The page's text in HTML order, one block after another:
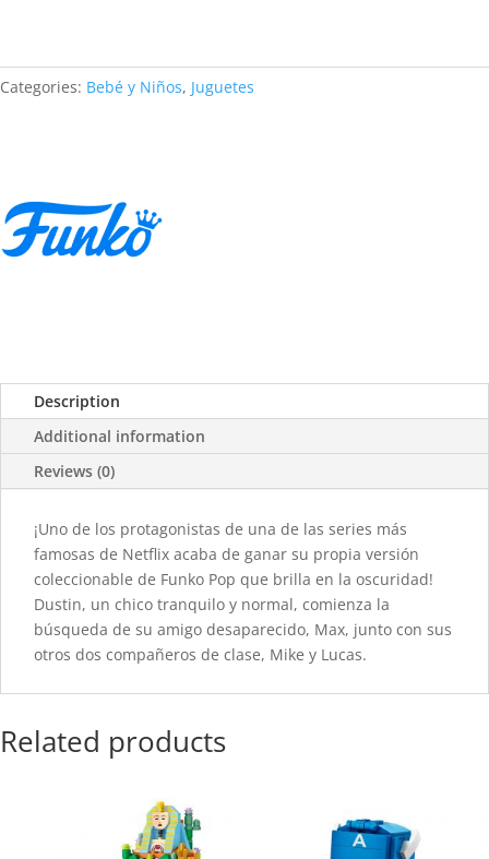
Categories: Bebé y Niños, Juguetes
Description
Additional information
Reviews (0)
¡Uno de los protagonistas de una de las series más
famosas de Netflix acaba de ganar su propia versión
coleccionable de Funko Pop que brilla en la oscuridad!
Dustin, un chico tranquilo y normal, comienza la
búsqueda de su amigo desaparecido, Max, junto con sus
otros dos compañeros de clase, Mike y Lucas.
Related products